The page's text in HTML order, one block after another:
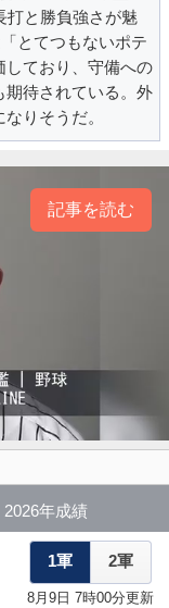
打と勝負強さが魅
とてつもないポテ
しており、守備への
期待されている。外
りそうだ。
記事を読む
2026年成績
1軍 2軍
8月9日 7時00分更新